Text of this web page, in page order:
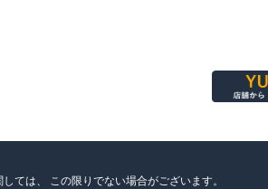
ては、 この限りでない場合がございます。